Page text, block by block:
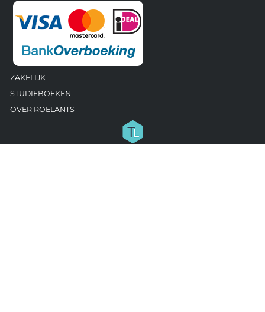
ZAKELIJK
STUDIEBOEKEN
OVER ROELANTS